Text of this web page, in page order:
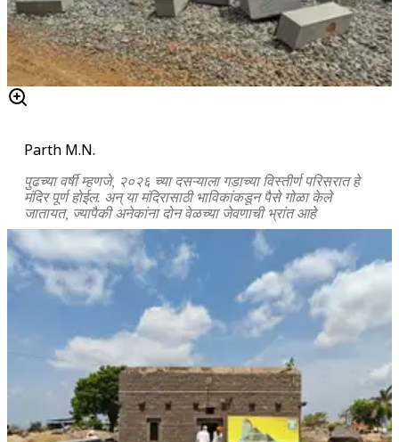
Parth M.N.
पुढच्या वर्षी म्हणजे, २०२६ च्या दसऱ्याला गडाच्या विस्तीर्ण परिसरात हे
मंदिर पूर्ण होईल. अन् या मंदिरासाठी भाविकांकडून पैसे गोळा केले
जातायत, ज्यापैकी अनेकांना दोन वेळच्या जेवणाची भ्रांत आहे